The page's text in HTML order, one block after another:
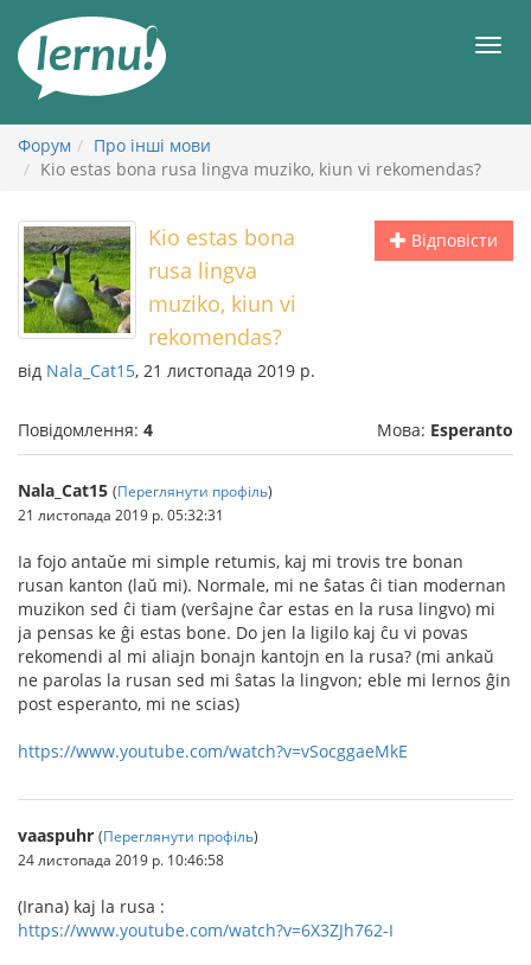
змісту
Форум
Про інші мови
Kio estas bona rusa lingva muziko, kiun vi rekomendas?
Відповісти
Kio estas bona
rusa lingva
muziko, kiun vi
rekomendas?
від Nala_Cat15, 21 листопада 2019 р.
Повідомлення: 4 Мова: Esperanto
Nala_Cat15 (Переглянути профіль)
21 листопада 2019 р. 05:32:31
Ia fojo antaŭe mi simple retumis, kaj mi trovis tre bonan
rusan kanton (laŭ mi). Normale, mi ne ŝatas ĉi tian modernan
muzikon sed ĉi tiam (verŝajne ĉar estas en la rusa lingvo) mi
ja pensas ke ĝi estas bone. Do jen la ligilo kaj ĉu vi povas
rekomendi al mi aliajn bonajn kantojn en la rusa? (mi ankaŭ
ne parolas la rusan sed mi ŝatas la lingvon; eble mi lernos ĝin
post esperanto, mi ne scias)
https://www.youtube.com/watch?v=vSocggaeMkE
vaaspuhr (Переглянути профіль)
24 листопада 2019 р. 10:46:58
(Irana) kaj la rusa :
https://www.youtube.com/watch?v=6X3ZJh762-I